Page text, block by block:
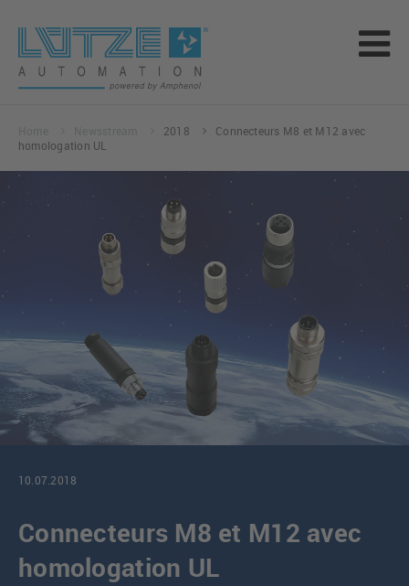
2018
Connecteurs M8 et M12 avec
homologation UL
10.07.2018
Connecteurs M8 et M12 avec
homologation UL